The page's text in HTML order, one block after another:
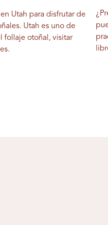
Utah para disfrutar de
Utah es uno de
follaje otoñal, visitar